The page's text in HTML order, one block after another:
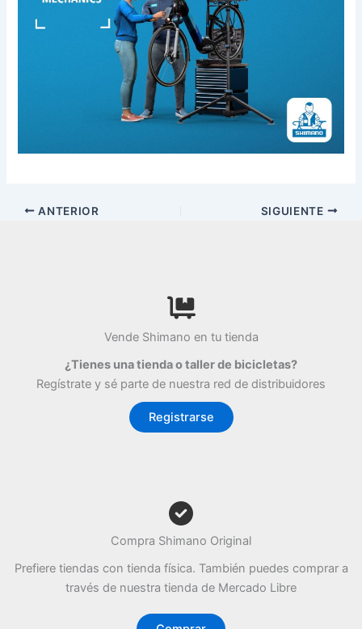
ANTERIOR SIGUIENTE
Vende Shimano en tu tienda
¿Tienes una tienda o taller de bicicletas?
Regístrate y sé parte de nuestra red de distribuidores
Registrarse
Compra Shimano Original
Prefiere tiendas con tienda física. También puedes comprar a
través de nuestra tienda de Mercado Libre